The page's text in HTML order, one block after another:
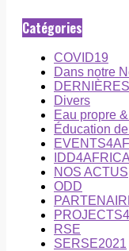
Catégories
COVID19
Dans notre
Divers
Eau propre
Éducation
IDD4AFRICA
NOS ACTUS
ODD
RSE
SERSE2021